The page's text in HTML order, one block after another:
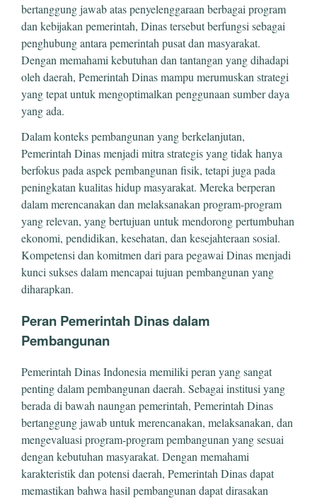
bertanggung jawab atas penyelenggaraan berbagai program
dan kebijakan pemerintah, Dinas tersebut berfungsi sebagai
penghubung antara pemerintah pusat dan masyarakat.
Dengan memahami kebutuhan dan tantangan yang dihadapi
oleh daerah, Pemerintah Dinas mampu merumuskan strategi
yang tepat untuk mengoptimalkan penggunaan sumber daya
yang ada.
Dalam konteks pembangunan yang berkelanjutan,
Pemerintah Dinas menjadi mitra strategis yang tidak hanya
berfokus pada aspek pembangunan fisik, tetapi juga pada
peningkatan kualitas hidup masyarakat. Mereka berperan
dalam merencanakan dan melaksanakan program-program
yang relevan, yang bertujuan untuk mendorong pertumbuhan
ekonomi, pendidikan, kesehatan, dan kesejahteraan sosial.
Kompetensi dan komitmen dari para pegawai Dinas menjadi
kunci sukses dalam mencapai tujuan pembangunan yang
diharapkan.
Peran Pemerintah Dinas dalam
Pembangunan
Pemerintah Dinas Indonesia memiliki peran yang sangat
penting dalam pembangunan daerah. Sebagai institusi yang
berada di bawah naungan pemerintah, Pemerintah Dinas
bertanggung jawab untuk merencanakan, melaksanakan, dan
mengevaluasi program-program pembangunan yang sesuai
dengan kebutuhan masyarakat. Dengan memahami
karakteristik dan potensi daerah, Pemerintah Dinas dapat
memastikan bahwa hasil pembangunan dapat dirasakan